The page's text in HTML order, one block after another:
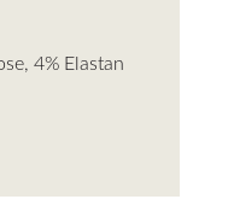
4% Elastan